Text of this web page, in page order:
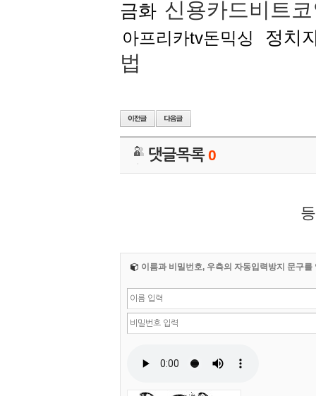
금화 신용카드비트
아프리카tv돈믹싱 정치
법
댓글목록0
이름과 비밀번호, 우측의 자동입력방지 문구를